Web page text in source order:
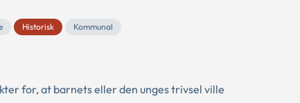
Historisk
Kommunal
for, at barnets eller den unges trivsel ville